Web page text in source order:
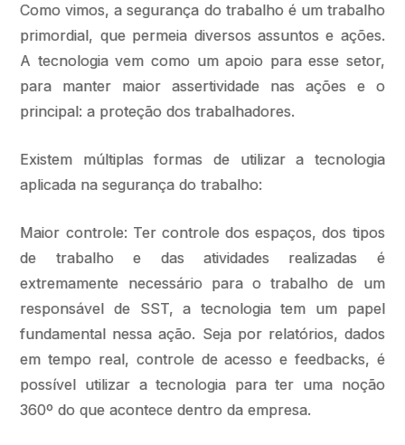
Como vimos, a segurança do trabalho é um trabalho
primordial, que permeia diversos assuntos e ações.
A tecnologia vem como um apoio para esse setor,
para manter maior assertividade nas ações e o
principal: a proteção dos trabalhadores.
Existem múltiplas formas de utilizar a tecnologia
aplicada na segurança do trabalho:
Maior controle: Ter controle dos espaços, dos tipos
de trabalho e das atividades realizadas é
extremamente necessário para o trabalho de um
responsável de SST, a tecnologia tem um papel
fundamental nessa ação. Seja por relatórios, dados
em tempo real, controle de acesso e feedbacks, é
possível utilizar a tecnologia para ter uma noção
360º do que acontece dentro da empresa.